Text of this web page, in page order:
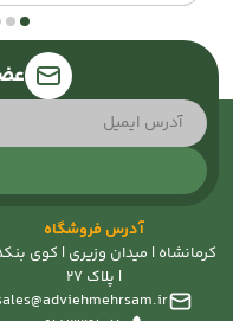
آدرس فروشگاه
کرمانشاه | میدان وزیری | کوی
| پلاک 27